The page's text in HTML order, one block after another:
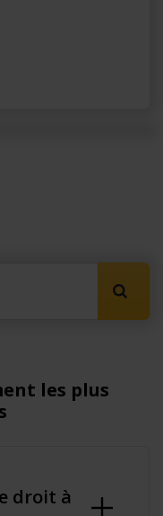
les plus
droit à